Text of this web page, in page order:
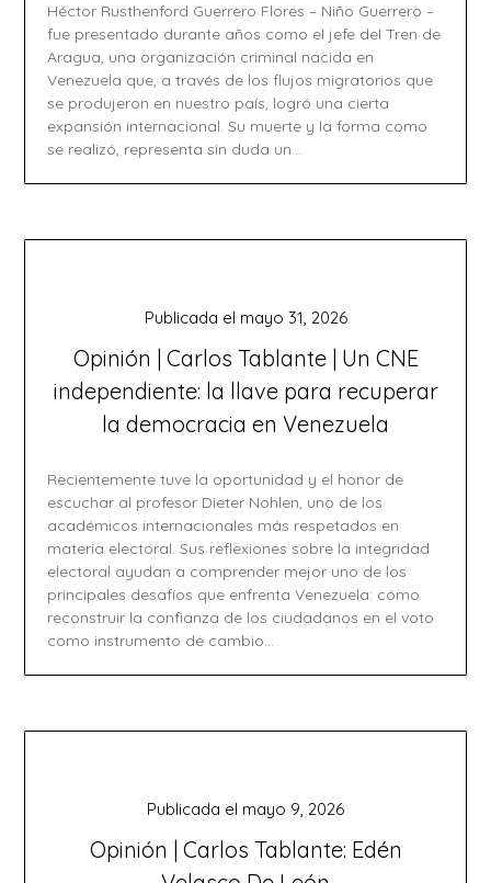
Héctor Rusthenford Guerrero Flores – Niño Guerrero –
fue presentado durante años como el jefe del Tren de
Aragua, una organización criminal nacida en
Venezuela que, a través de los flujos migratorios que
se produjeron en nuestro país, logró una cierta
expansión internacional. Su muerte y la forma como
se realizó, representa sin duda un…
Opinión | Carlos Tablante | Un CNE
independiente: la llave para recuperar
la democracia en Venezuela
Publicada el mayo 31, 2026
Recientemente tuve la oportunidad y el honor de
escuchar al profesor Dieter Nohlen, uno de los
académicos internacionales más respetados en
materia electoral. Sus reflexiones sobre la integridad
electoral ayudan a comprender mejor uno de los
principales desafíos que enfrenta Venezuela: cómo
reconstruir la confianza de los ciudadanos en el voto
como instrumento de cambio…
Opinión | Carlos Tablante: Edén
Publicada el mayo 9, 2026